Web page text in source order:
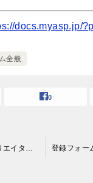
docs.myasp.jp/
全般
0
パートナー（アフィリエイター）登録した人へパートナーサイトのログイン情報を案内したい